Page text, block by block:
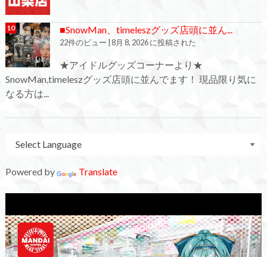
■SnowMan、timeleszグッズ店頭に並ん...
22件のビュー 8月 8, 2026 に投稿された
★アイドルグッズコーナーより★
SnowMan,timeleszグッズ店頭に並んでます！ 現品限り気に
なる方は...
Powered by Translate